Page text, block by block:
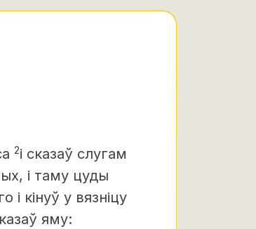
2і сказаў слугам
і таму цуды
і кінуў у вязніцу
яму: